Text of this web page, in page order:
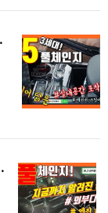
Korean Cars
Korean Cars